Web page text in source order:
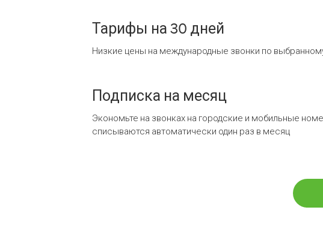
Тарифы на 30 дней
Низкие цены на международные звонки по
Подписка на месяц
Экономьте на звонках на городские и мобильные
списываются автоматически один раз в месяц